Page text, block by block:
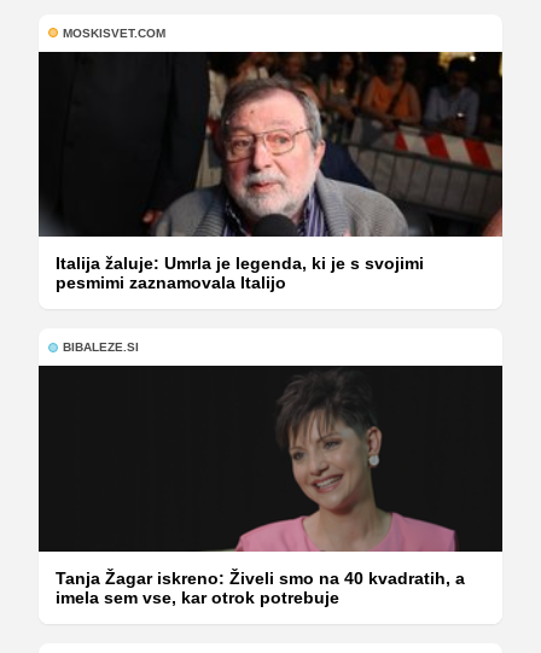
MOSKISVET.COM
Italija žaluje: Umrla je legenda, ki je s svojimi
pesmimi zaznamovala Italijo
BIBALEZE.SI
Tanja Žagar iskreno: Živeli smo na 40 kvadratih, a
imela sem vse, kar otrok potrebuje